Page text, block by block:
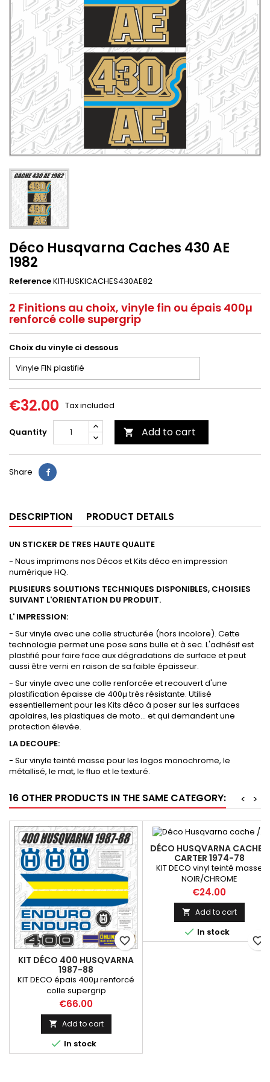
Déco Husqvarna Caches 430 AE
1982
ReferenceKITHUSKICACHES430AE82
2 Finitions au choix, vinyle fin ou épais 400µ
renforcé colle supergrip
Choix du vinyle ci dessous
€32.00 Tax included
Quantity  Add to cart
Share
DESCRIPTION PRODUCT DETAILS
UN STICKER DE TRES HAUTE QUALITE
- Nous imprimons nos Décos et Kits déco en impression
numérique HQ.
PLUSIEURS SOLUTIONS TECHNIQUES DISPONIBLES, CHOISIES
SUIVANT L'ORIENTATION DU PRODUIT.
L' IMPRESSION:
- Sur vinyle avec une colle structurée (hors incolore). Cette
technologie permet une pose sans bulle et à sec. L'adhésif est
plastifié pour faire face aux dégradations de surface et peut
aussi être verni en raison de sa faible épaisseur.
- Sur vinyle avec une colle renforcée et recouvert d'une
plastification épaisse de 400µ très résistante. Utilisé
essentiellement pour les Kits déco à poser sur les surfaces
apolaires, les plastiques de moto... et qui demandent une
protection élevée.
LA DECOUPE:
- Sur vinyle teinté masse pour les logos monochrome, le
métallisé, le mat, le fluo et le texturé.
16 OTHER PRODUCTS IN THE SAME CATEGORY: >
<
KIT DÉCO 400 HUSQVARNA
1987-88
KIT DECO épais 400µ renforcé
colle supergrip
Price
€66.00
 Add to cart
 In stock
favorite_border
DÉCO HUSQVARNA CACHE /
CARTER 1974-78
KIT DECO vinyl teinté masse
NOIR/CHROME
Price
€24.00
 Add to cart
 In stock
favorite_border